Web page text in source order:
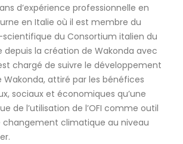
d’expérience professionnelle en
en Italie où il est membre du
du Consortium italien du
depuis la création de Wakonda avec
chargé de suivre le développement
attiré par les bénéfices
sociaux et économiques qu’une
de l’utilisation de l’OFI comme outil
climatique au niveau